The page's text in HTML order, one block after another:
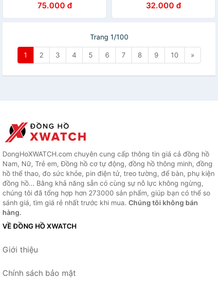
75.000 đ 32.000 đ
Trang 1/100
1 2 3 4 5 6 7 8 9 10 »
DongHoXWATCH.com chuyên cung cấp thông tin giá cả đồng hồ
Nam, Nữ, Trẻ em, Đồng hồ cơ tự động, đồng hồ thông minh, đồng
hồ thể thao, đo sức khỏe, pin điện tử, treo tường, để bàn, phụ kiện
đồng hồ... Bằng khả năng sẵn có cùng sự nỗ lực không ngừng,
chúng tôi đã tổng hợp hơn 273000 sản phẩm, giúp bạn có thể so
sánh giá, tìm giá rẻ nhất trước khi mua. Chúng tôi không bán
hàng.
VỀ ĐỒNG HỒ XWATCH
Giới thiệu
Chính sách bảo mật